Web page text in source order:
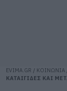
EVIMA.GR / ΚΟΙΝΩΝΙΑ
ΚΑΤΑΙΓΙΔΕΣ ΚΑΙ